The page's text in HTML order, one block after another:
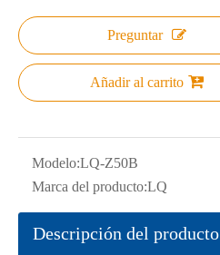
Preguntar
Añadir al carrito
Modelo:LQ-Z50B
Marca del producto:LQ
Descripción del producto